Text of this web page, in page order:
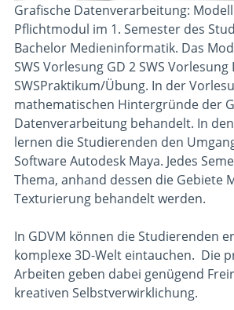
Grafische Datenverarbeitung:
Pflichtmodul im 1. Semester des
Bachelor Medieninformatik. Das
SWS Vorlesung GD 2 SWS Vorlesung
SWSPraktikum/Übung. In der
mathematischen Hintergründe der
Datenverarbeitung behandelt. In
lernen die Studierenden den
Software Autodesk Maya. Jedes
Thema, anhand dessen die Gebiete
Texturierung behandelt werden.
In GDVM können die Studierenden
komplexe 3D-Welt eintauchen. Die
Arbeiten geben dabei genügend
kreativen Selbstverwirklichung.